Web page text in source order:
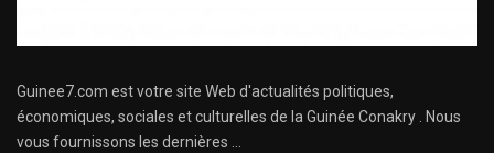
Guinee7.com est votre site Web d'actualités politiques,
économiques, sociales et culturelles de la Guinée Conakry . Nous
vous fournissons les dernières ...